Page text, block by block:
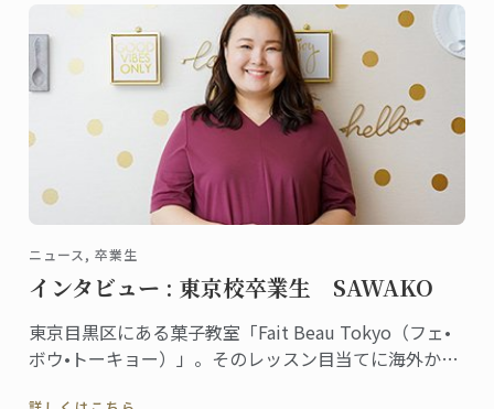
ニュース, 卒業生
インタビュー : 東京校卒業生 SAWAKO
東京目黒区にある菓子教室「Fait Beau Tokyo（フェ•
ボウ•トーキョー）」。そのレッスン目当てに海外から